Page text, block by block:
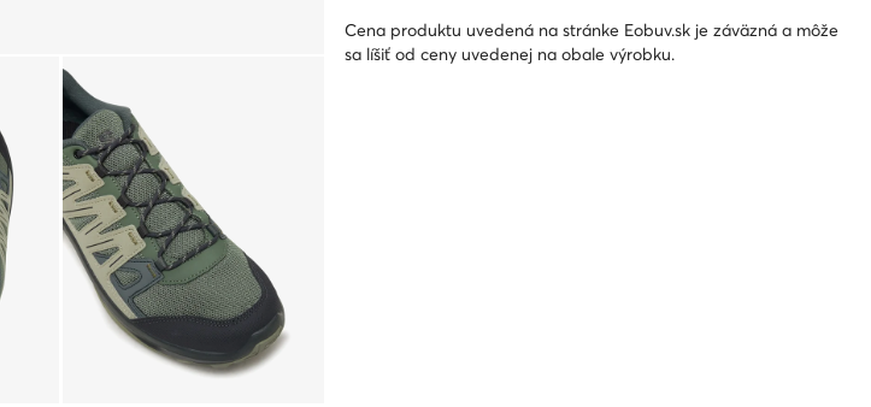
Cena produktu uvedená na stránke Eobuv.sk je záväzná a môže
sa líšiť od ceny uvedenej na obale výrobku.